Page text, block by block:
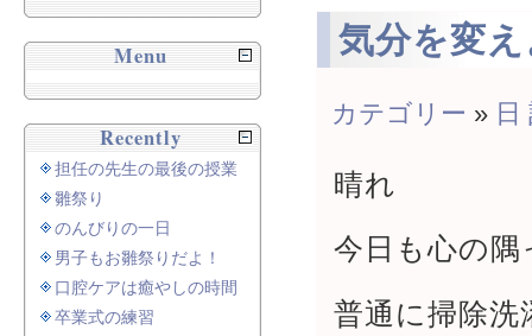
気分を変
カテゴリー » 日
晴れ
今日も心の
普通に掃除
Menu
Recently
担任の先生の最後の授業
雛祭り
のんびりの一日
男子もお雛祭りだよ！
口腔ケアは癒やしの時間
卒業式の練習